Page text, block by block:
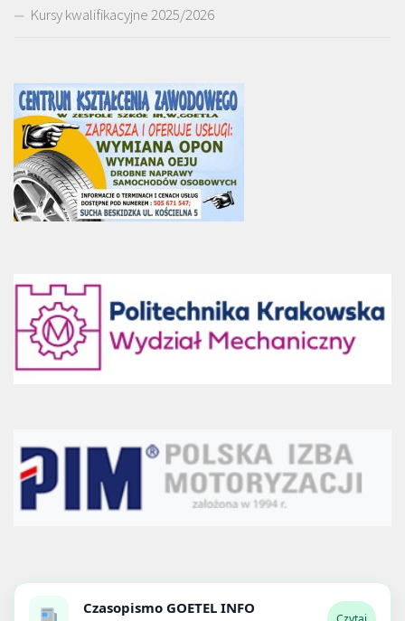
Kursy kwalifikacyjne 2025/2026
Czasopismo GOETEL INFO